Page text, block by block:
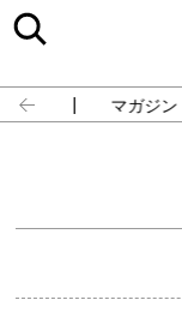
占い マガジン